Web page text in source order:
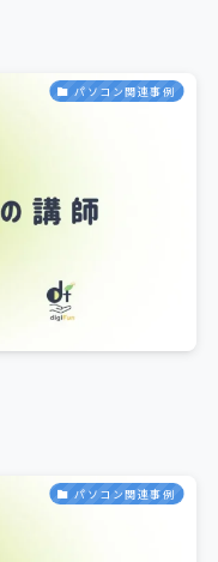
パソコン関連事例
パソコン関連事例